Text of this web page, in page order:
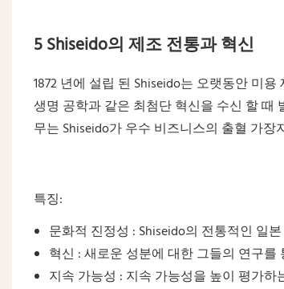
5 Shiseido의 제조 전통과 혁신
1872 년에 설립 된 Shiseido는 오랫동안 미
생명 공학과 같은 최첨단 혁신을 수신 할 때
무는 Shiseido가 우수 비즈니스의 출혈 가
특징:
문화적 진정성 : Shiseido의 전통적인 일
혁신 : 새로운 성분에 대한 그들의 연구
지속 가능성 : 지속 가능성을 높이 평가